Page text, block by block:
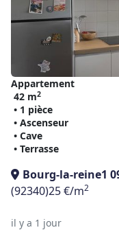
Appartement
42 m2
• 1 pièce
• Ascenseur
• Cave
• Terrasse
Bourg-la-reine1
(92340)25 €/m2
il y a 1 jour